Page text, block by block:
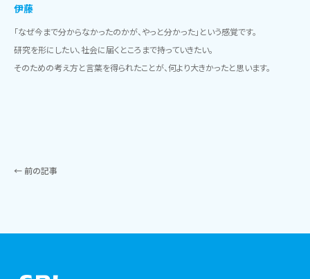
伊藤
「なぜ今まで分からなかったのかが、やっと分かった」という感覚です。
研究を形にしたい、社会に届くところまで持っていきたい。
そのための考え方と言葉を得られたことが、何より大きかったと思います。
投
← 前の記事